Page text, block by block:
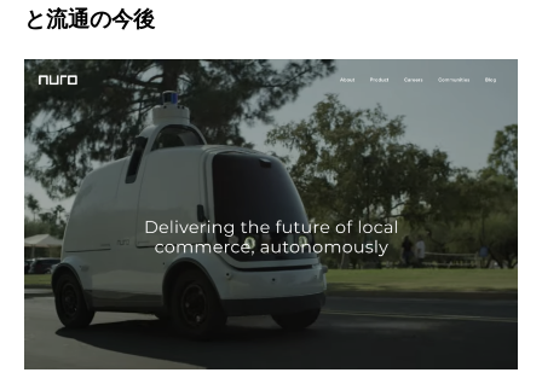
キーワードで探す
STech I USAについて
ニュースレター登録
お問い合わせ
と流通の今後